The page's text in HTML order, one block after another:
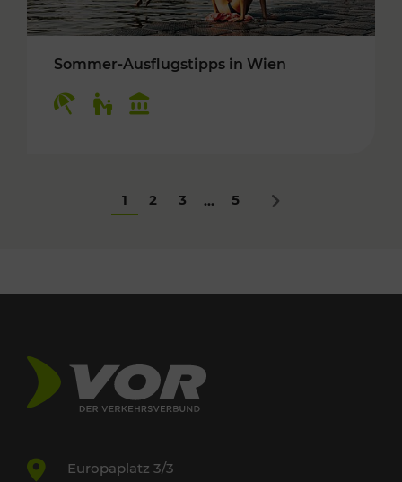
Sommer-Ausflugstipps in Wien
1 2 3 ... 5 Nächstes
Europaplatz 3/3